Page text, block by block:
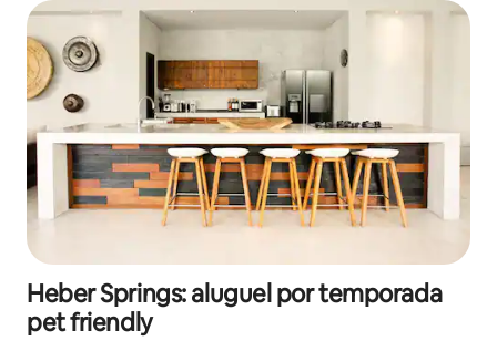
Heber Springs: aluguel por temporada
pet friendly